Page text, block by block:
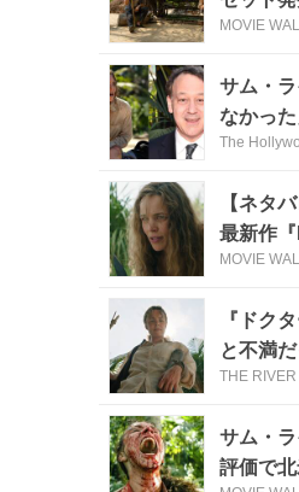
MOVIE
サム・
なかった
The
【ネタ
最新作
MOVIE
『ドク
と不満
島』主
THE RIVER
サム・
評価で